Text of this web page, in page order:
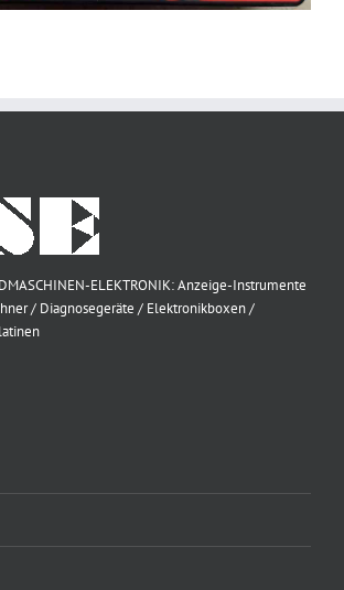
ELEKTRONIK: Anzeige-Instrumente
/ Diagnosegeräte / Elektronikboxen /